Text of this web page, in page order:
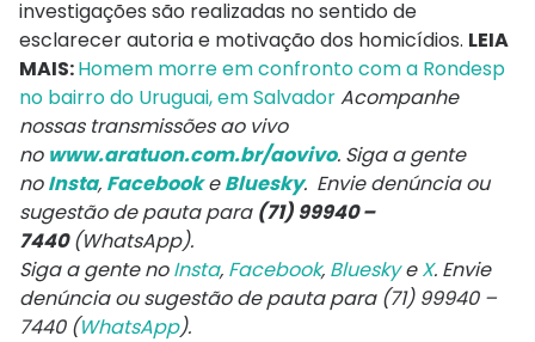
investigações são realizadas no sentido de
esclarecer autoria e motivação dos homicídios. LEIA
MAIS:Homem morre em confronto com a Rondesp
no bairro do Uruguai, em SalvadorAcompanhe
nossas transmissões ao vivo
no www.aratuon.com.br/aovivo. Siga a gente
noInsta, FacebookeBluesky. Envie denúncia ou
sugestão de pauta para (71) 99940 –
7440(WhatsApp).
Siga a gente noInsta, Facebook, BlueskyeX. Envie
denúncia ou sugestão de pauta para (71) 99940 –
7440 (WhatsApp).